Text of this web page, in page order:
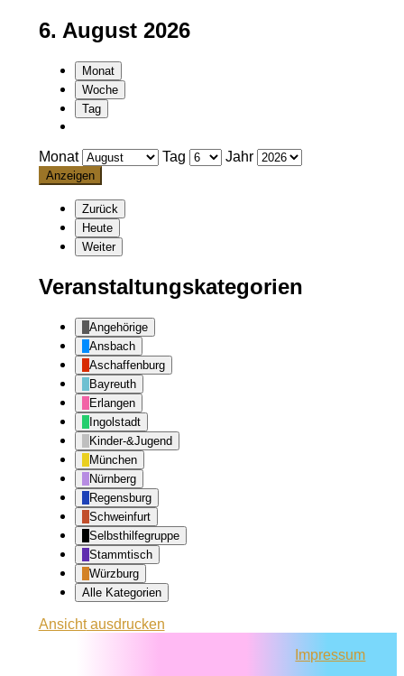
6. August 2026
Monat
Woche
Tag
Monat Tag Jahr
Zurück
Heute
Weiter
Veranstaltungskategorien
Angehörige
Ansbach
Aschaffenburg
Bayreuth
Erlangen
Ingolstadt
Kinder-&Jugend
München
Nürnberg
Regensburg
Schweinfurt
Selbsthilfegruppe
Stammtisch
Würzburg
Alle Kategorien
Ansichtausdrucken
Impressum